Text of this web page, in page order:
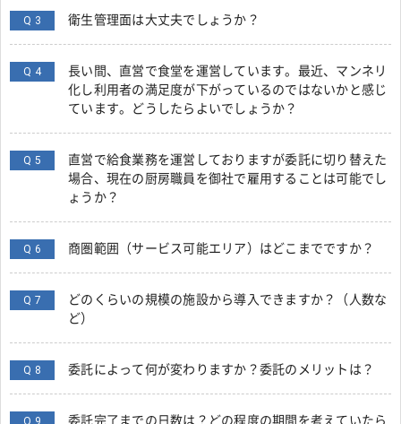
Q 3 衛生管理面は大丈夫でしょうか？
Q 4
長い間、直営で食堂を運営しています。最近、マンネリ
化し利用者の満足度が下がっているのではないかと感じ
ています。どうしたらよいでしょうか？
Q 5
直営で給食業務を運営しておりますが委託に切り替えた
場合、現在の厨房職員を御社で雇用することは可能でし
ょうか？
Q 6 商圏範囲（サービス可能エリア）はどこまでですか？
Q 7
どのくらいの規模の施設から導入できますか？（人数な
ど）
Q 8 委託によって何が変わりますか？委託のメリットは？
委託完了までの日数は？どの程度の期間を考えていたら